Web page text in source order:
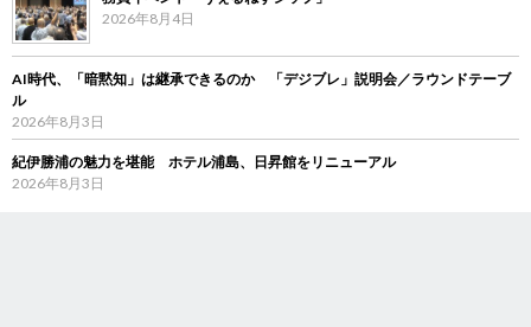
2026年8月4日
AI時代、「暗黙知」は継承できるのか 「デジブレ」説明会／ラウンドテーブ
ル
2026年8月3日
紀伊勝浦の魅力を堪能 ホテル浦島、日昇館をリニューアル
2026年8月3日